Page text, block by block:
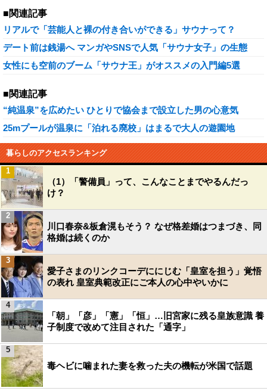
■関連記事
リアルで「芸能人と裸の付き合いができる」サウナって？
デート前は銭湯へ マンガやSNSで人気「サウナ女子」の生態
女性にも空前のブーム「サウナ王」がオススメの入門編5選
■関連記事
“純温泉”を広めたい ひとりで協会まで設立した男の心意気
25mプールが温泉に「泊れる廃校」はまるで大人の遊園地
暮らしのアクセスランキング
（1）「警備員」って、こんなことまでやるんだっ
け？
1
川口春奈&板倉滉もそう？ なぜ格差婚はつまづき、同
格婚は続くのか
2
愛子さまのリンクコーデににじむ「皇室を担う」覚悟
の表れ 皇室典範改正にご本人の心中やいかに
3
「朝」「彦」「憲」「恒」…旧宮家に残る皇族意識 養
子制度で改めて注目された「通字」
4
毒ヘビに噛まれた妻を救った夫の機転が米国で話題
5